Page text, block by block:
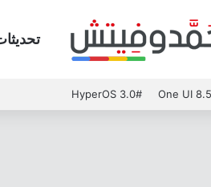
#HyperOS 3.0